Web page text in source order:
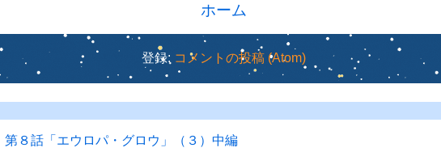
ホーム
登録: コメントの投稿 (Atom)
第８話「エウロパ・グロウ」（３）中編